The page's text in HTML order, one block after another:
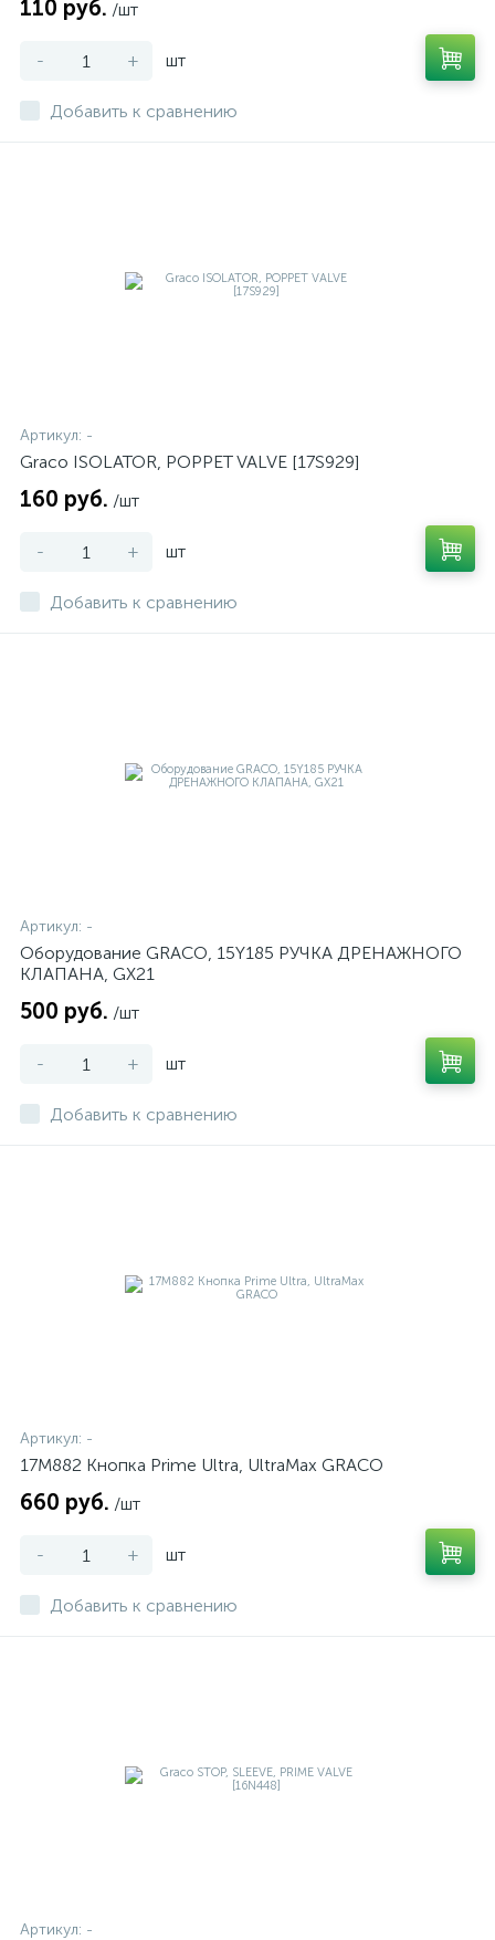
110 руб. /шт
- + шт
Добавить к сравнению
Артикул: -
Graco ISOLATOR, POPPET VALVE [17S929]
160 руб. /шт
- + шт
Добавить к сравнению
Артикул: -
Оборудование GRACO, 15Y185 РУЧКА ДРЕНАЖНОГО
КЛАПАНА, GX21
500 руб. /шт
- + шт
Добавить к сравнению
Артикул: -
17M882 Кнопка Prime Ultra, UltraMax GRACO
660 руб. /шт
- + шт
Добавить к сравнению
Артикул: -